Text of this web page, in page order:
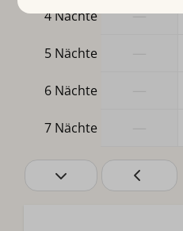
4 Nächte —
5 Nächte
6 Nächte
7 Nächte